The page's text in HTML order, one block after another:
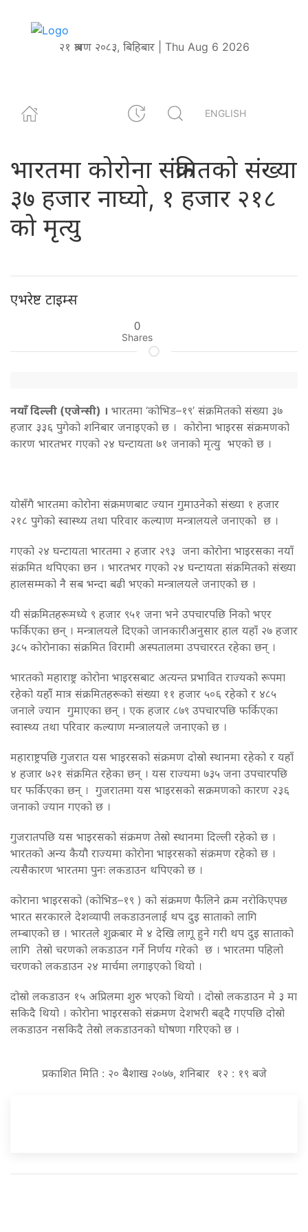
२१ श्रावण २०८३, बिहिबार | Thu Aug 6 2026
ENGLISH
भारतमा कोराेना संक्रमितको संख्या
३७ हजार नाघ्यो, १ हजार २१८
को मृत्यु
एभरेष्ट टाइम्स
0
Shares
नयाँ दिल्ली (एजेन्सी) । भारतमा ‘कोभिड–१९’ संक्रमितको संख्या ३७
हजार ३३६ पुगेको शनिबार जनाइएको छ । कोरोना भाइरस संक्रमणको
कारण भारतभर गएको २४ घन्टायता ७१ जनाको मृत्यु भएको छ ।
योसँगै भारतमा कोरोना संक्रमणबाट ज्यान गुमाउनेको संख्या १ हजार
२१८ पुगेको स्वास्थ्य तथा परिवार कल्याण मन्त्रालयले जनाएको छ ।
गएको २४ घन्टायता भारतमा २ हजार २९३ जना कोरोना भाइरसका नयाँ
संक्रमित थपिएका छन । भारतभर गएको २४ घन्टायता संक्रमितको संख्या
हालसम्मको नै सब भन्दा बढी भएको मन्त्रालयले जनाएको छ ।
यी संंक्रमितहरूमध्ये ९ हजार ९५१ जना भने उपचारपछि निको भएर
फर्किएका छन् । मन्त्रालयले दिएको जानकारीअनुसार हाल यहाँ २७ हजार
३८५ कोरोनाका संक्रमित विरामी अस्पतालमा उपचाररत रहेका छन् ।
भारतको महाराष्ट्र कोरोना भाइरसबाट अत्यन्त प्रभावित राज्यको रूपमा
रहेको यहाँँ मात्र संक्रमितहरूको संख्या ११ हजार ५०६ रहेको र ४८५
जनाले ज्यान गुमाएका छन् । एक हजार ८७९ उपचारपछि फर्किएका
स्वास्थ्य तथा परिवार कल्याण मन्त्रालयले जनाएको छ ।
महाराष्ट्रपछि गुजरात यस भाइरसको संक्रमण दोस्रो स्थानमा रहेको र यहाँ
४ हजार ७२१ संक्रमित रहेका छन् । यस राज्यमा ७३५ जना उपचारपछि
घर फर्किएका छन् । गुजरातमा यस भाइरसको सक्रमणको कारण २३६
जनाको ज्यान गएको छ ।
गुजरातपछि यस भाइरसको संक्रमण तेस्रो स्थानमा दिल्ली रहेको छ ।
भारतको अन्य कैयौ राज्यमा कोरोना भाइरसको संक्रमण रहेको छ ।
त्यसैकारण भारतमा पुनः लकडाउन थपिएको छ ।
कोराना भाइरसको (कोभिड–१९ ) को संक्रमण फैलिने क्रम नरोकिएपछ
भारत सरकारले देशव्यापी लकडाउनलाई थप दुइ साताको लागि
लम्बाएको छ । भारतले शुक्रबार मे ४ देखि लागू हुने गरी थप दुइ साताको
लागि तेस्रो चरणको लकडाउन गर्ने निर्णय गरेको छ । भारतमा पहिलो
चरणको लकडाउन २४ मार्चमा लगाइएको थियो ।
दोस्रो लकडाउन १५ अप्रिलमा शुरु भएको थियो । दोस्रो लकडाउन मे ३ मा
सकिदै थियो । कोरोना भाइरसको संक्रमण देशभरी बढ्दै गएपछि दोस्रो
लकडाउन नसकिदै तेस्रो लकडाउनको घोषणा गरिएको छ ।
प्रकाशित मिति : २० बैशाख २०७७, शनिबार १२ : १९ बजे